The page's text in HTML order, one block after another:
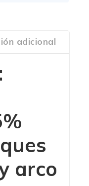
adicional
arco